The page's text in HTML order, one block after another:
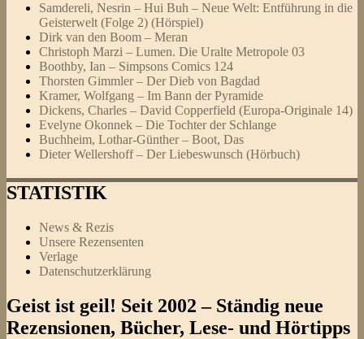
Samdereli, Nesrin – Hui Buh – Neue Welt: Entführung in die
Geisterwelt (Folge 2) (Hörspiel)
Dirk van den Boom – Meran
Christoph Marzi – Lumen. Die Uralte Metropole 03
Boothby, Ian – Simpsons Comics 124
Thorsten Gimmler – Der Dieb von Bagdad
Kramer, Wolfgang – Im Bann der Pyramide
Dickens, Charles – David Copperfield (Europa-Originale 14)
Evelyne Okonnek – Die Tochter der Schlange
Buchheim, Lothar-Günther – Boot, Das
Dieter Wellershoff – Der Liebeswunsch (Hörbuch)
STATISTIK
News & Rezis
Unsere Rezensenten
Verlage
Datenschutzerklärung
Geist ist geil! Seit 2002 – Ständig neue
Rezensionen, Bücher, Lese- und Hörtipps